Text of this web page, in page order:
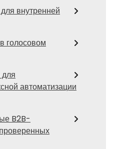
внутренней
голосовом
автоматизации
B2B-